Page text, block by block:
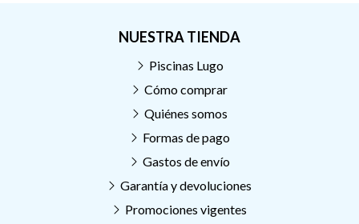
NUESTRA TIENDA
Piscinas Lugo
Cómo comprar
Quiénes somos
Formas de pago
Gastos de envío
Garantía y devoluciones
Promociones vigentes